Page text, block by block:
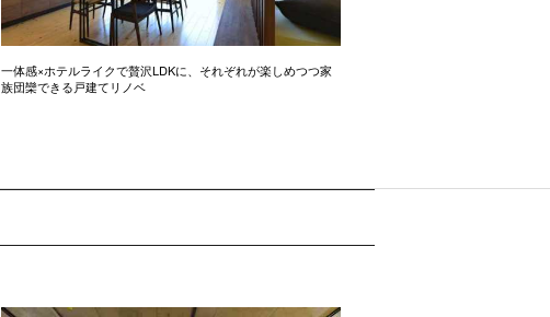
一体感×ホテルライクで贅沢LDKに、それぞれが楽しめつつ家
族団欒できる戸建てリノベ